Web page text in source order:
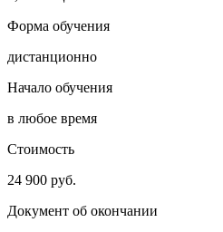
Форма обучения
дистанционно
Начало обучения
в любое время
Стоимость
24 900 руб.
Документ об окончании